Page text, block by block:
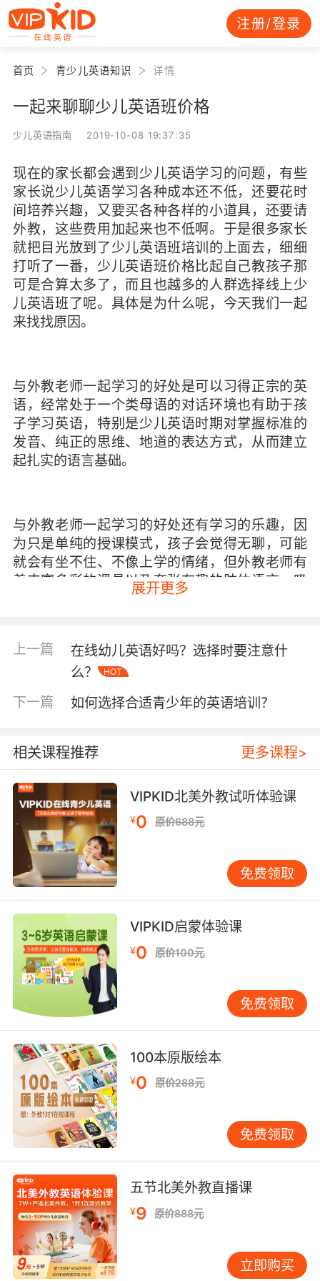
注册/登录
首页 青少儿英语知识 详情
一起来聊聊少儿英语班价格
少儿英语指南 2019-10-08 19:37:35
现在的家长都会遇到少儿英语学习的问题，有些
家长说少儿英语学习各种成本还不低，还要花时
间培养兴趣，又要买各种各样的小道具，还要请
外教，这些费用加起来也不低啊。于是很多家长
就把目光放到了少儿英语班培训的上面去，细细
打听了一番，少儿英语班价格比起自己教孩子那
可是合算太多了，而且也越多的人群选择线上少
儿英语班了呢。具体是为什么呢，今天我们一起
来找找原因。
与外教老师一起学习的好处是可以习得正宗的英
语，经常处于一个类母语的对话环境也有助于孩
子学习英语，特别是少儿英语时期对掌握标准的
发音、纯正的思维、地道的表达方式，从而建立
起扎实的语言基础。
与外教老师一起学习的好处还有学习的乐趣，因
为只是单纯的授课模式，孩子会觉得无聊，可能
就会有坐不住、不像上学的情绪，但外教老师有
着丰富多彩的课具以及夸张有趣的肢体语言，吸
引着孩子的目光，从而达到学习的目的。
与外教老师一起学习的好处有接收到不同文化的
养分，更是培养世界观的一种教学目的。像很多
孩子一开始的懵懂无知，但如果没有进行刻意的
引导培养，就会被固有的思想所禁锢，而外国教
学更注重的是开放性、包容性的思维方式。
于眼前的见识，这也是少儿英语班价格所不能衡
量的东西，我们通过一对一视频在线学习去获取
外界的新鲜事物，相当于在家就能开阔视野，汲
取世界不同的能量，从而转化为自己的力量。以
点就是我想分享的关于少儿学英语的好处，这不
仅是少儿英语班价格的一方面，更是孩子成长必
展开更多
上一篇
在线幼儿英语好吗？选择时要注意什
么？
HOT
下一篇 如何选择合适青少年的英语培训？
相关课程推荐 更多课程>
VIPKID北美外教试听体验课
¥0 原价688元
免费领取
VIPKID启蒙体验课
¥0 原价100元
免费领取
100本原版绘本
¥0 原价288元
免费领取
五节北美外教直播课
¥9 原价888元
立即购买